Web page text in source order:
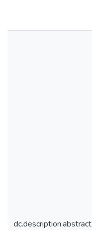
dc.description.abstract